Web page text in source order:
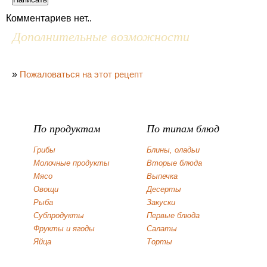
Комментариев нет..
Дополнительные возможности
» Пожаловаться на этот рецепт
По продуктам
Грибы
Молочные продукты
Мясо
Овощи
Рыба
Субпродукты
Фрукты и ягоды
Яйца
По типам блюд
Блины, оладьи
Вторые блюда
Выпечка
Десерты
Закуски
Первые блюда
Салаты
Торты